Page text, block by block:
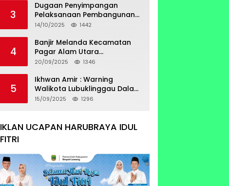
3
Dugaan Penyimpangan
Pelaksanaan Pembangunan
Prasarana Utilitas
14/10/2025 1442
4
Banjir Melanda Kecamatan
Pagar Alam Utara
Pemerintahan Luber Belum
20/09/2025 1346
5
Ikhwan Amir : Warning
Walikota Lubuklinggau Dalam
Pengangkatan Staf Khusus
15/09/2025 1296
IKLAN UCAPAN HARUBRAYA IDUL
FITRI